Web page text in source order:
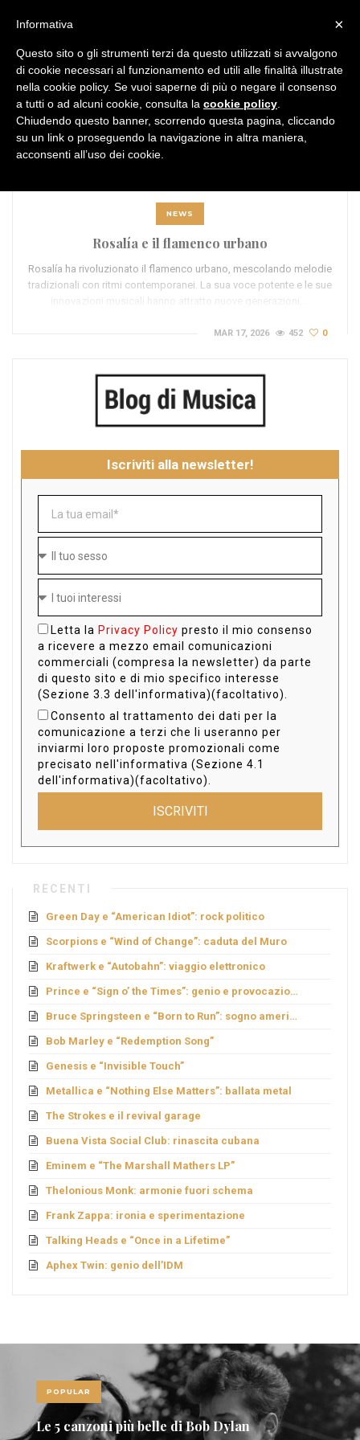
TAG: español pop culture
NEWS
Rosalía e il flamenco urbano
Rosalía ha rivoluzionato il flamenco urbano, mescolando melodie
tradizionali con ritmi contemporanei. La sua voce potente e le sue
innovazioni musicali hanno attratto nuove generazioni,…
MAR 17, 2026 452 0
Iscriviti alla newsletter!
Letta la Privacy Policy presto il mio consenso
a ricevere a mezzo email comunicazioni
commerciali (compresa la newsletter) da parte
di questo sito e di mio specifico interesse
(Sezione 3.3 dell'informativa)(facoltativo).
Consento al trattamento dei dati per la
comunicazione a terzi che li useranno per
inviarmi loro proposte promozionali come
precisato nell'informativa (Sezione 4.1
dell'informativa)(facoltativo).
ISCRIVITI
RECENTI
Green Day e “American Idiot”: rock politico
Scorpions e “Wind of Change”: caduta del Muro
Kraftwerk e “Autobahn”: viaggio elettronico
Prince e “Sign o’ the Times”: genio e provocazione
Bruce Springsteen e “Born to Run”: sogno americano
Bob Marley e “Redemption Song”
Genesis e “Invisible Touch”
Metallica e “Nothing Else Matters”: ballata metal
The Strokes e il revival garage
Buena Vista Social Club: rinascita cubana
Eminem e “The Marshall Mathers LP”
Thelonious Monk: armonie fuori schema
Frank Zappa: ironia e sperimentazione
Talking Heads e “Once in a Lifetime”
Aphex Twin: genio dell’IDM
POPULAR
Le 5 canzoni più belle di Bob Dylan
×
Informativa
Questo sito o gli strumenti terzi da questo utilizzati si avvalgono
di cookie necessari al funzionamento ed utili alle finalità illustrate
nella cookie policy. Se vuoi saperne di più o negare il consenso
a tutti o ad alcuni cookie, consulta la cookie policy
Chiudendo questo banner, scorrendo questa pagina, cliccando
su un link o proseguendo la navigazione in altra maniera,
acconsenti all’uso dei cookie.